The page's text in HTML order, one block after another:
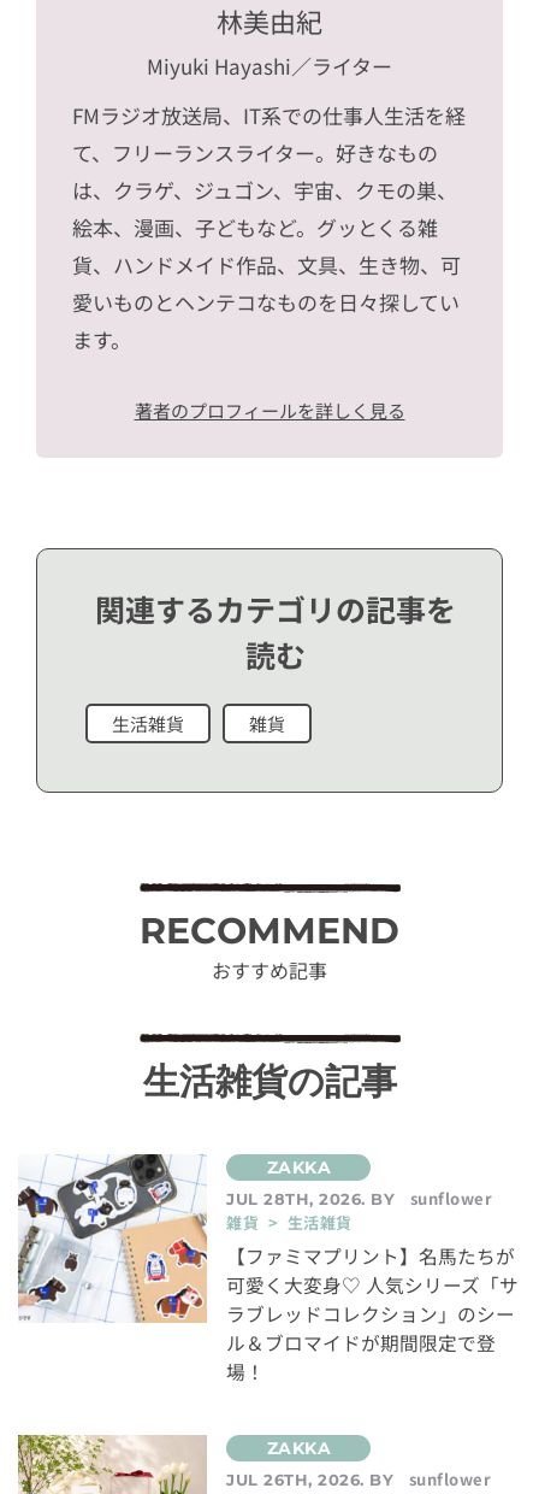
林美由紀
Miyuki Hayashi／ライター
FMラジオ放送局、IT系での仕事人生活を経
て、フリーランスライター。好きなもの
は、クラゲ、ジュゴン、宇宙、クモの巣、
絵本、漫画、子どもなど。グッとくる雑
貨、ハンドメイド作品、文具、生き物、可
愛いものとヘンテコなものを日々探してい
ます。
著者のプロフィールを詳しく見る
関連するカテゴリの記事を
読む
生活雑貨 雑貨
RECOMMEND
おすすめ記事
生活雑貨の記事
JUL 28TH, 2026. BY
sunflower
雑貨 > 生活雑貨
【ファミマプリント】名馬たちが
可愛く大変身♡ 人気シリーズ「サ
ラブレッドコレクション」のシー
ル＆ブロマイドが期間限定で登
場！
JUL 26TH, 2026. BY
sunflower